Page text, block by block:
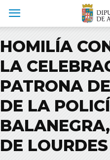
HOMILÍA
LA
PATRONA
DE LA
DE LOURDES